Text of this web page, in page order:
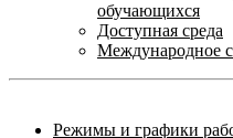
обучающихся
Доступная среда
Международное
Режимы и графики